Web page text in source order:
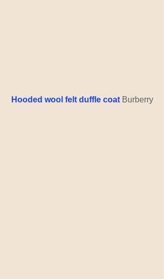
Hooded wool felt duffle coat Burberry